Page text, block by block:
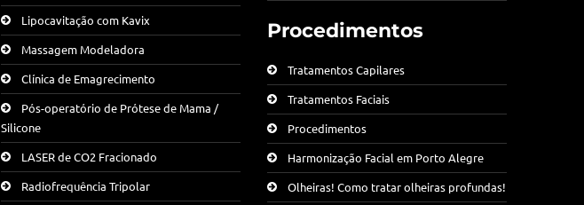
Lipocavitação com Kavix
Massagem Modeladora
Clínica de Emagrecimento
Pós-operatório de Prótese de Mama /
Silicone
LASER de CO2 Fracionado
Radiofrequência Tripolar
Procedimentos
Tratamentos Capilares
Tratamentos Faciais
Procedimentos
Harmonização Facial em Porto Alegre
Olheiras! Como tratar olheiras profundas!